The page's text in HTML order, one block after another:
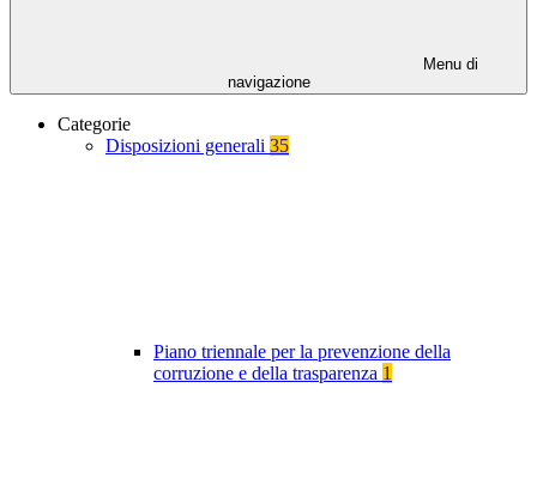
Menu di
navigazione
Categorie
Disposizioni generali 35
Piano triennale per la prevenzione della
corruzione e della trasparenza 1